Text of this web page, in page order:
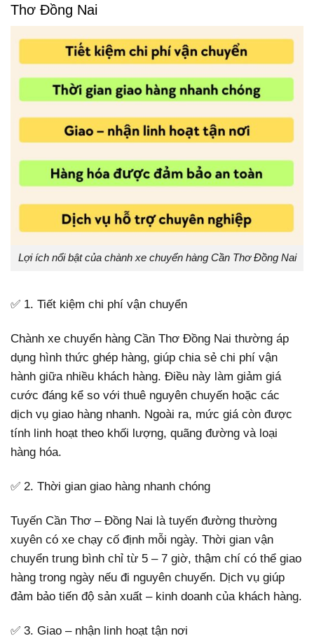
Thơ Đồng Nai
Lợi ích nổi bật của chành xe chuyển hàng Cần Thơ Đồng Nai
✅ 1. Tiết kiệm chi phí vận chuyển
Chành xe chuyển hàng Cần Thơ Đồng Nai thường áp
dụng hình thức ghép hàng, giúp chia sẻ chi phí vận
hành giữa nhiều khách hàng. Điều này làm giảm giá
cước đáng kể so với thuê nguyên chuyến hoặc các
dịch vụ giao hàng nhanh. Ngoài ra, mức giá còn được
tính linh hoạt theo khối lượng, quãng đường và loại
hàng hóa.
✅ 2. Thời gian giao hàng nhanh chóng
Tuyến Cần Thơ – Đồng Nai là tuyến đường thường
xuyên có xe chạy cố định mỗi ngày. Thời gian vận
chuyển trung bình chỉ từ 5 – 7 giờ, thậm chí có thể giao
hàng trong ngày nếu đi nguyên chuyến. Dịch vụ giúp
đảm bảo tiến độ sản xuất – kinh doanh của khách hàng.
✅ 3. Giao – nhận linh hoạt tận nơi